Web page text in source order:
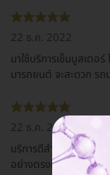
22 ธ.ค. 2022
มาใช้บริการเข็มบูสเตอ
มารถยนต์ จะสะดวก ร
22 ธ.ค. 2022
บริการดีสำหรับผมไปฉีด
อย่างตรงที่ลูกค้าถามครั